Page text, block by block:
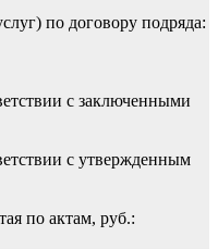
по договору подряда:
с заключенными
с утвержденным
по актам, руб.: